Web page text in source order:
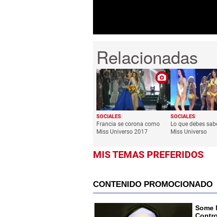
SOCIALES
Francia se corona como
Miss Universo 2017
SOCIALES
Lo que debes
Miss Universo
MIS TEMAS PREFERIDOS